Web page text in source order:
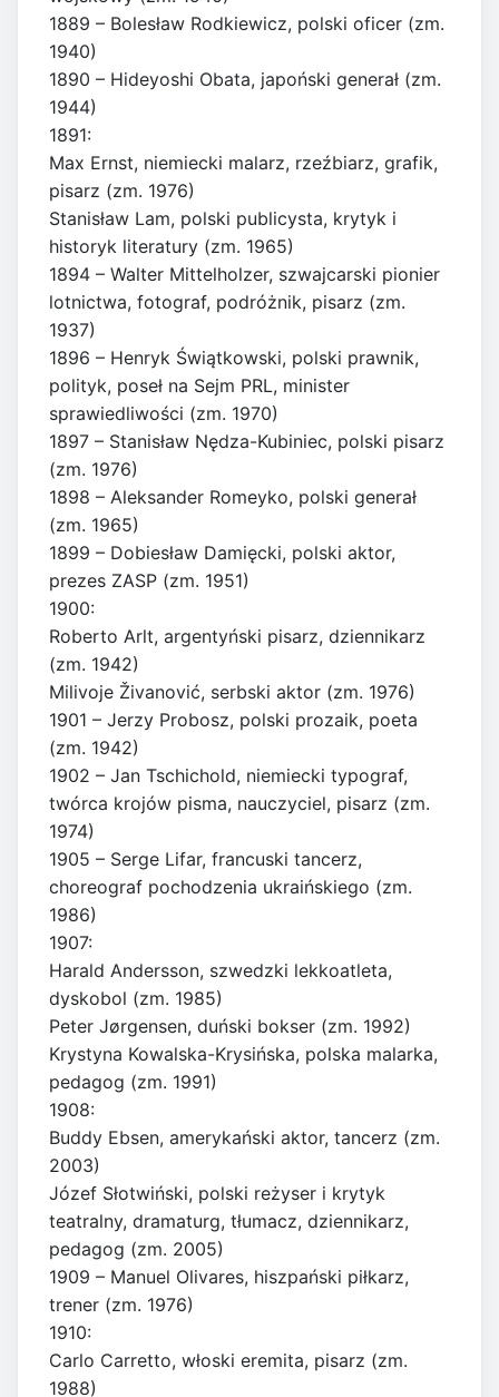
1889 – Bolesław Rodkiewicz, polski oficer (zm.
1940)
1890 – Hideyoshi Obata, japoński generał (zm.
1944)
1891:
Max Ernst, niemiecki malarz, rzeźbiarz, grafik,
pisarz (zm. 1976)
Stanisław Lam, polski publicysta, krytyk i
historyk literatury (zm. 1965)
1894 – Walter Mittelholzer, szwajcarski pionier
lotnictwa, fotograf, podróżnik, pisarz (zm.
1937)
1896 – Henryk Świątkowski, polski prawnik,
polityk, poseł na Sejm PRL, minister
sprawiedliwości (zm. 1970)
1897 – Stanisław Nędza-Kubiniec, polski pisarz
(zm. 1976)
1898 – Aleksander Romeyko, polski generał
(zm. 1965)
1899 – Dobiesław Damięcki, polski aktor,
prezes ZASP (zm. 1951)
1900:
Roberto Arlt, argentyński pisarz, dziennikarz
(zm. 1942)
Milivoje Živanović, serbski aktor (zm. 1976)
1901 – Jerzy Probosz, polski prozaik, poeta
(zm. 1942)
1902 – Jan Tschichold, niemiecki typograf,
twórca krojów pisma, nauczyciel, pisarz (zm.
1974)
1905 – Serge Lifar, francuski tancerz,
choreograf pochodzenia ukraińskiego (zm.
1986)
1907:
Harald Andersson, szwedzki lekkoatleta,
dyskobol (zm. 1985)
Peter Jørgensen, duński bokser (zm. 1992)
Krystyna Kowalska-Krysińska, polska malarka,
pedagog (zm. 1991)
1908:
Buddy Ebsen, amerykański aktor, tancerz (zm.
2003)
Józef Słotwiński, polski reżyser i krytyk
teatralny, dramaturg, tłumacz, dziennikarz,
pedagog (zm. 2005)
1909 – Manuel Olivares, hiszpański piłkarz,
trener (zm. 1976)
1910:
Carlo Carretto, włoski eremita, pisarz (zm.
1988)